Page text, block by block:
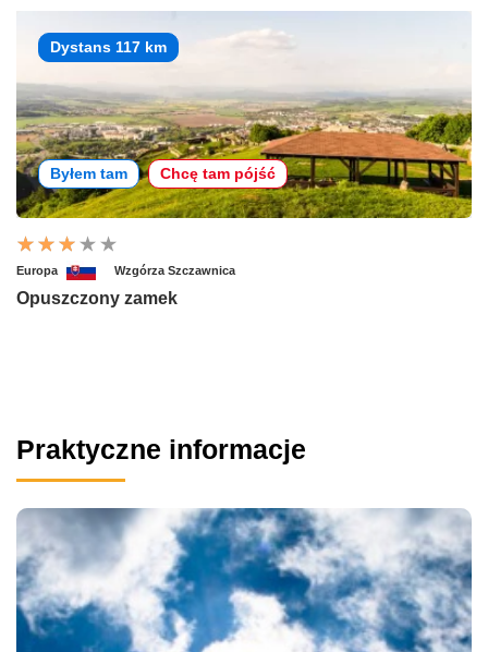
Dystans 117 km
Byłem tam Chcę tam pójść
Europa Wzgórza Szczawnica
Opuszczony zamek
Praktyczne informacje